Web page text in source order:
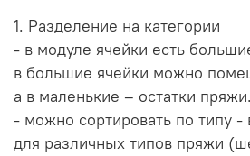
1. Разделение на категории
- в модуле ячейки есть
в большие ячейки можно
а в маленькие – остатки пряжи.
- можно сортировать по типу -
для различных типов пряжи